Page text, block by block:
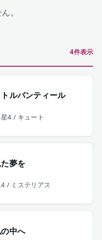
。
4件表示
ルパンティール
4 / キュート
夢を
/ ミステリアス
中へ